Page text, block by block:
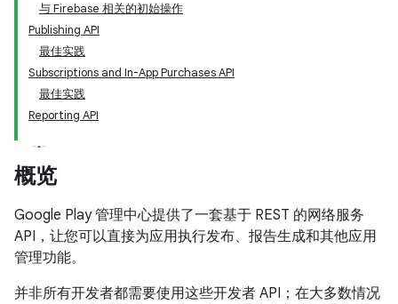
与 Firebase 相关的初始操作
Publishing API
最佳实践
Subscriptions and In-App Purchases API
最佳实践
Reporting API
概览
Google Play 管理中心提供了一套基于 REST 的网络服务
API，让您可以直接为应用执行发布、报告生成和其他应用
管理功能。
并非所有开发者都需要使用这些开发者 API；在大多数情况